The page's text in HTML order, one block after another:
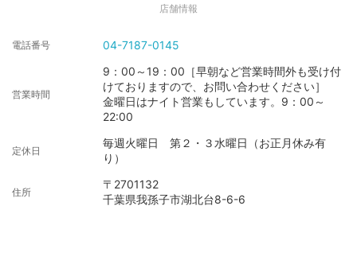
店舗情報
電話番号 04-7187-0145
営業時間
9：00～19：00［早朝など営業時間外も受け付
けておりますので、お問い合わせください］
金曜日はナイト営業もしています。9：00～
22:00
定休日
毎週火曜日 第２・３水曜日（お正月休み有
り）
住所
〒2701132
千葉県我孫子市湖北台8-6-6